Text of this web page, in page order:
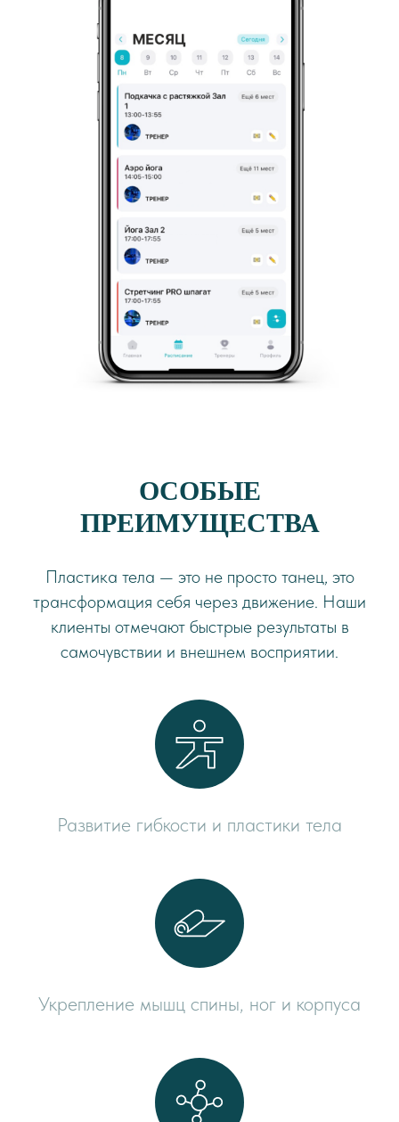
ОСОБЫЕ
ПРЕИМУЩЕСТВА
Пластика тела — это не просто танец, это
трансформация себя через движение. Наши
клиенты отмечают быстрые результаты в
самочувствии и внешнем восприятии.
Развитие гибкости и пластики тела
Укрепление мышц спины, ног и корпуса